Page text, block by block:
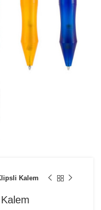
Kalem